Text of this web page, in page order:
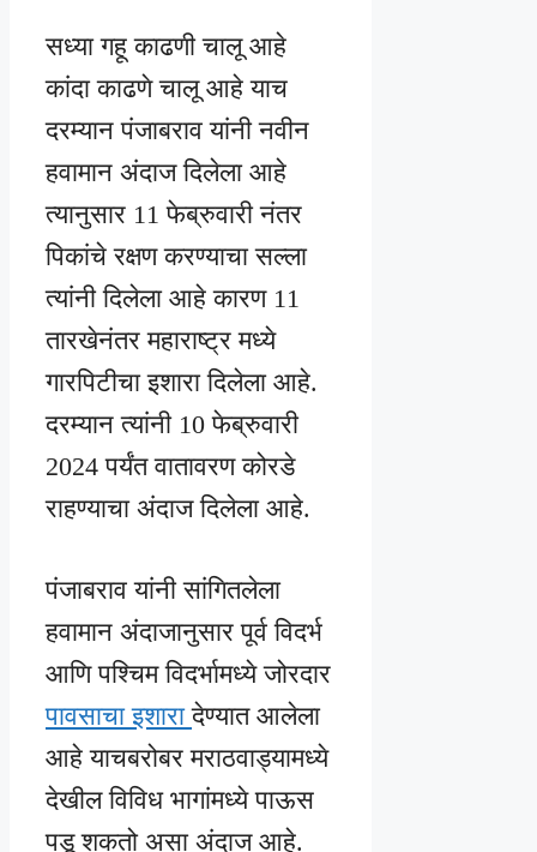
सध्या गहू काढणी चालू आहे
कांदा काढणे चालू आहे याच
दरम्यान पंजाबराव यांनी नवीन
हवामान अंदाज दिलेला आहे
त्यानुसार 11 फेब्रुवारी नंतर
पिकांचे रक्षण करण्याचा सल्ला
त्यांनी दिलेला आहे कारण 11
तारखेनंतर महाराष्ट्र मध्ये
गारपिटीचा इशारा दिलेला आहे.
दरम्यान त्यांनी 10 फेब्रुवारी
2024 पर्यंत वातावरण कोरडे
राहण्याचा अंदाज दिलेला आहे.
पंजाबराव यांनी सांगितलेला
हवामान अंदाजानुसार पूर्व विदर्भ
आणि पश्चिम विदर्भामध्ये जोरदार
पावसाचा इशारादेण्यात आलेला
आहे याचबरोबर मराठवाड्यामध्ये
देखील विविध भागांमध्ये पाऊस
पडू शकतो असा अंदाज आहे.